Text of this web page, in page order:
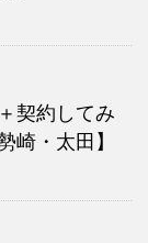
契約してみ
崎・太田】